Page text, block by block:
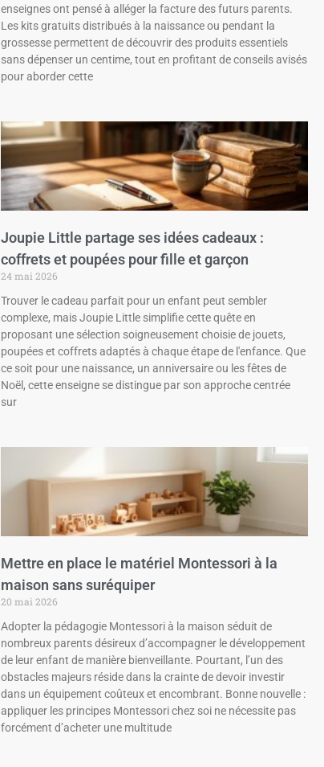
enseignes ont pensé à alléger la facture des futurs parents.
Les kits gratuits distribués à la naissance ou pendant la
grossesse permettent de découvrir des produits essentiels
sans dépenser un centime, tout en profitant de conseils avisés
pour aborder cette
Joupie Little partage ses idées cadeaux :
coffrets et poupées pour fille et garçon
24 mai 2026
Trouver le cadeau parfait pour un enfant peut sembler
complexe, mais Joupie Little simplifie cette quête en
proposant une sélection soigneusement choisie de jouets,
poupées et coffrets adaptés à chaque étape de l'enfance. Que
ce soit pour une naissance, un anniversaire ou les fêtes de
Noël, cette enseigne se distingue par son approche centrée
sur
Mettre en place le matériel Montessori à la
maison sans suréquiper
20 mai 2026
Adopter la pédagogie Montessori à la maison séduit de
nombreux parents désireux d’accompagner le développement
de leur enfant de manière bienveillante. Pourtant, l’un des
obstacles majeurs réside dans la crainte de devoir investir
dans un équipement coûteux et encombrant. Bonne nouvelle :
appliquer les principes Montessori chez soi ne nécessite pas
forcément d’acheter une multitude